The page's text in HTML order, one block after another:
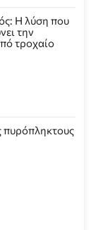
Η λύση που
την
τροχαίο
πυρόπληκτους